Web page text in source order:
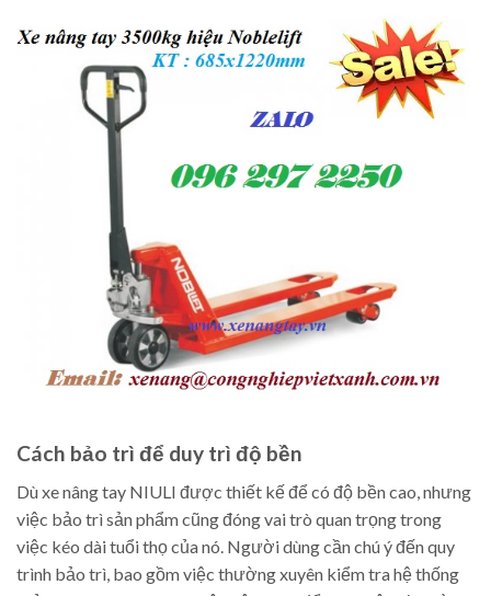
Cách bảo trì để duy trì độ bền
Dù xe nâng tay NIULI được thiết kế để có độ bền cao, nhưng
việc bảo trì sản phẩm cũng đóng vai trò quan trọng trong
việc kéo dài tuổi thọ của nó. Người dùng cần chú ý đến quy
trình bảo trì, bao gồm việc thường xuyên kiểm tra hệ thống